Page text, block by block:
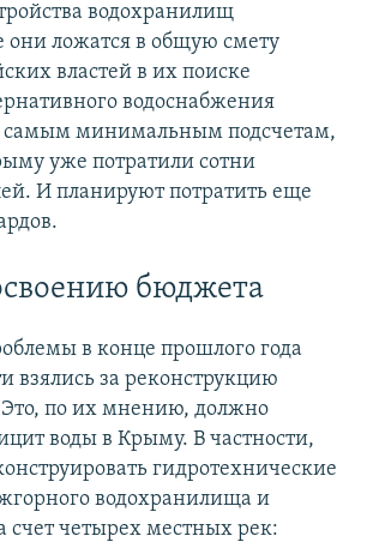
водохранилищ
они ложатся в общую смету
властей в их поиске
водоснабжения
самым минимальным подсчетам,
уже потратили сотни
И планируют потратить еще
бюджета
в конце прошлого года
взялись за реконструкцию
по их мнению, должно
воды в Крыму. В частности,
гидротехнические
водохранилища и
счет четырех местных рек: